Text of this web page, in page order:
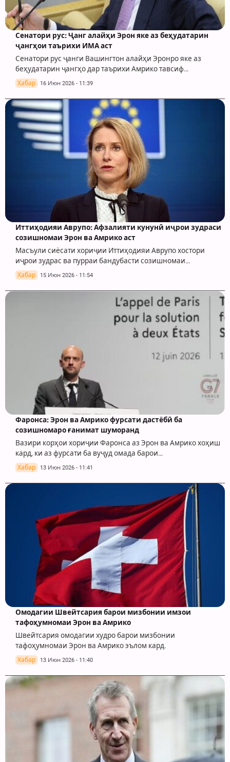
Сенатори рус: Ҷанг алайҳи Эрон яке аз беҳудатарин
ҷангҳои таърихи ИМА аст
Сенатори рус ҷанги Вашингтон алайҳи Эронро яке аз
беҳудатарин ҷангҳо дар таърихи Амрико тавсиф…
Хабар 16 Июн 2026 - 11:39
Иттиҳодияи Аврупо: Афзалияти кунунӣ иҷрои зудраси
созишномаи Эрон ва Амрико аст
Масъули сиёсати хориҷии Иттиҳодияи Аврупо хостори
иҷрои зудрас ва пурраи бандубасти созишномаи…
Хабар 15 Июн 2026 - 11:54
Фаронса: Эрон ва Амрико фурсати дастёбӣ ба
созишномаро ғанимат шуморанд
Вазири корҳои хориҷии Фаронса аз Эрон ва Амрико хоҳиш
кард, ки аз фурсати ба вуҷуд омада барои…
Хабар 13 Июн 2026 - 11:41
Омодагии Швейтсария барои мизбонии имзои
тафоҳумномаи Эрон ва Амрико
Швейтсария омодагии худро барои мизбонии
тафоҳумномаи Эрон ва Амрико эълом кард.
Хабар 13 Июн 2026 - 11:40